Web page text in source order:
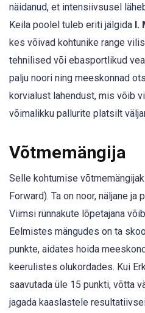
näidanud, et intensiivsusel
Keila poolel tuleb eriti jälgida I.
kes võivad kohtunike range
tehnilised või ebasportlikud
palju noori ning meeskonnad
korvialust lahendust, mis võib
võimalikku pallurite platsilt
Võtmemängija
Selle kohtumise
Forward). Ta on noor, näljane ja
Viimsi rünnakute lõpetajana
Eelmistes mängudes on ta
punkte, aidates hoida
keerulistes olukordades. Kui
saavutada üle 15 punkti, võtta
jagada kaaslastele